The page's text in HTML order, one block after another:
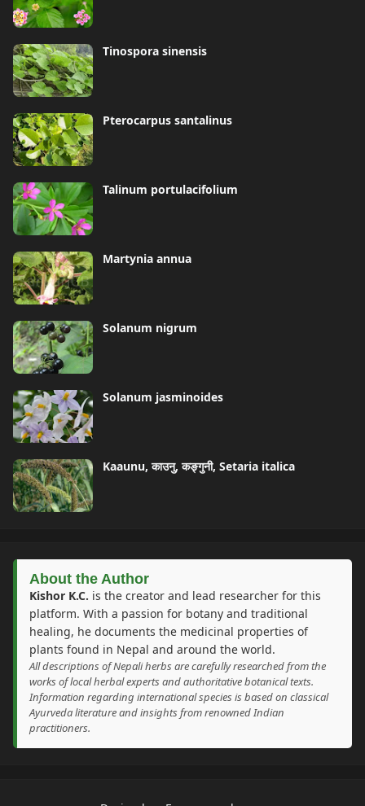
Tinospora sinensis
Pterocarpus santalinus
Talinum portulacifolium
Martynia annua
Solanum nigrum
Solanum jasminoides
Kaaunu, काउनु, कङ्गुनी, Setaria italica
About the Author
Kishor K.C. is the creator and lead researcher for this
platform. With a passion for botany and traditional
healing, he documents the medicinal properties of
plants found in Nepal and around the world.
All descriptions of Nepali herbs are carefully researched from the
works of local herbal experts and authoritative botanical texts.
Information regarding international species is based on classical
Ayurveda literature and insights from renowned Indian
practitioners.